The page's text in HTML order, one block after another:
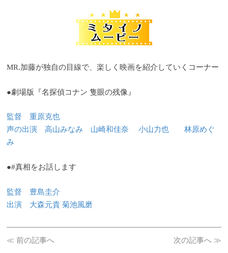
MR.加藤が独自の目線で、楽しく映画を紹介していくコーナー
●劇場版『名探偵コナン 隻眼の残像』
監督 重原克也
声の出演 高山みなみ 山崎和佳奈 小山力也 林原めぐ
み
●#真相をお話します
監督 豊島圭介
出演 大森元貴 菊池風磨
≪ 前の記事へ 次の記事へ ≫